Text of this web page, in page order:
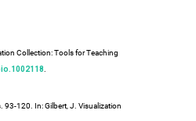
Collection: Tools for Teaching
93-120. In: Gilbert, J. Visualization